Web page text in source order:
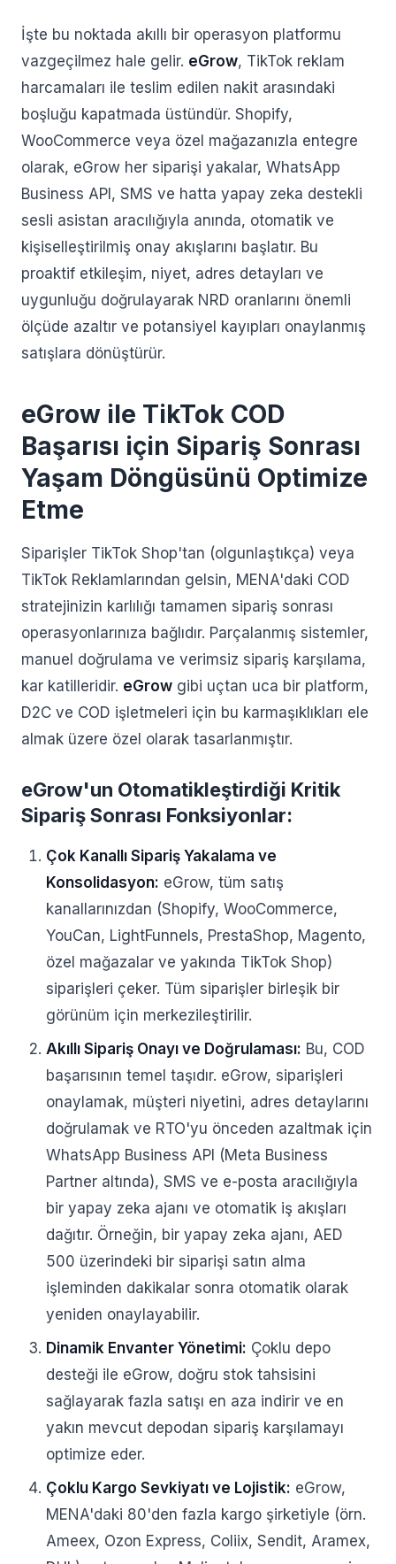
İşte bu noktada akıllı bir operasyon platformu
vazgeçilmez hale gelir. eGrow, TikTok reklam
harcamaları ile teslim edilen nakit arasındaki
boşluğu kapatmada üstündür. Shopify,
WooCommerce veya özel mağazanızla entegre
olarak, eGrow her siparişi yakalar, WhatsApp
Business API, SMS ve hatta yapay zeka destekli
sesli asistan aracılığıyla anında, otomatik ve
kişiselleştirilmiş onay akışlarını başlatır. Bu
proaktif etkileşim, niyet, adres detayları ve
uygunluğu doğrulayarak NRD oranlarını önemli
ölçüde azaltır ve potansiyel kayıpları onaylanmış
satışlara dönüştürür.
eGrow ile TikTok COD
Başarısı için Sipariş Sonrası
Yaşam Döngüsünü Optimize
Etme
Siparişler TikTok Shop'tan (olgunlaştıkça) veya
TikTok Reklamlarından gelsin, MENA'daki COD
stratejinizin karlılığı tamamen sipariş sonrası
operasyonlarınıza bağlıdır. Parçalanmış sistemler,
manuel doğrulama ve verimsiz sipariş karşılama,
kar katilleridir. eGrow gibi uçtan uca bir platform,
D2C ve COD işletmeleri için bu karmaşıklıkları ele
almak üzere özel olarak tasarlanmıştır.
eGrow'un Otomatikleştirdiği Kritik
Sipariş Sonrası Fonksiyonlar:
Çok Kanallı Sipariş Yakalama ve
Konsolidasyon: eGrow, tüm satış
kanallarınızdan (Shopify, WooCommerce,
YouCan, LightFunnels, PrestaShop, Magento,
özel mağazalar ve yakında TikTok Shop)
siparişleri çeker. Tüm siparişler birleşik bir
görünüm için merkezileştirilir.
Akıllı Sipariş Onayı ve Doğrulaması: Bu, COD
başarısının temel taşıdır. eGrow, siparişleri
onaylamak, müşteri niyetini, adres detaylarını
doğrulamak ve RTO'yu önceden azaltmak için
WhatsApp Business API (Meta Business
Partner altında), SMS ve e-posta aracılığıyla
bir yapay zeka ajanı ve otomatik iş akışları
dağıtır. Örneğin, bir yapay zeka ajanı, AED
500 üzerindeki bir siparişi satın alma
işleminden dakikalar sonra otomatik olarak
yeniden onaylayabilir.
Dinamik Envanter Yönetimi: Çoklu depo
desteği ile eGrow, doğru stok tahsisini
sağlayarak fazla satışı en aza indirir ve en
yakın mevcut depodan sipariş karşılamayı
optimize eder.
Çoklu Kargo Sevkiyatı ve Lojistik: eGrow,
MENA'daki 80'den fazla kargo şirketiyle (örn.
Ameex, Ozon Express, Coliix, Sendit, Aramex,